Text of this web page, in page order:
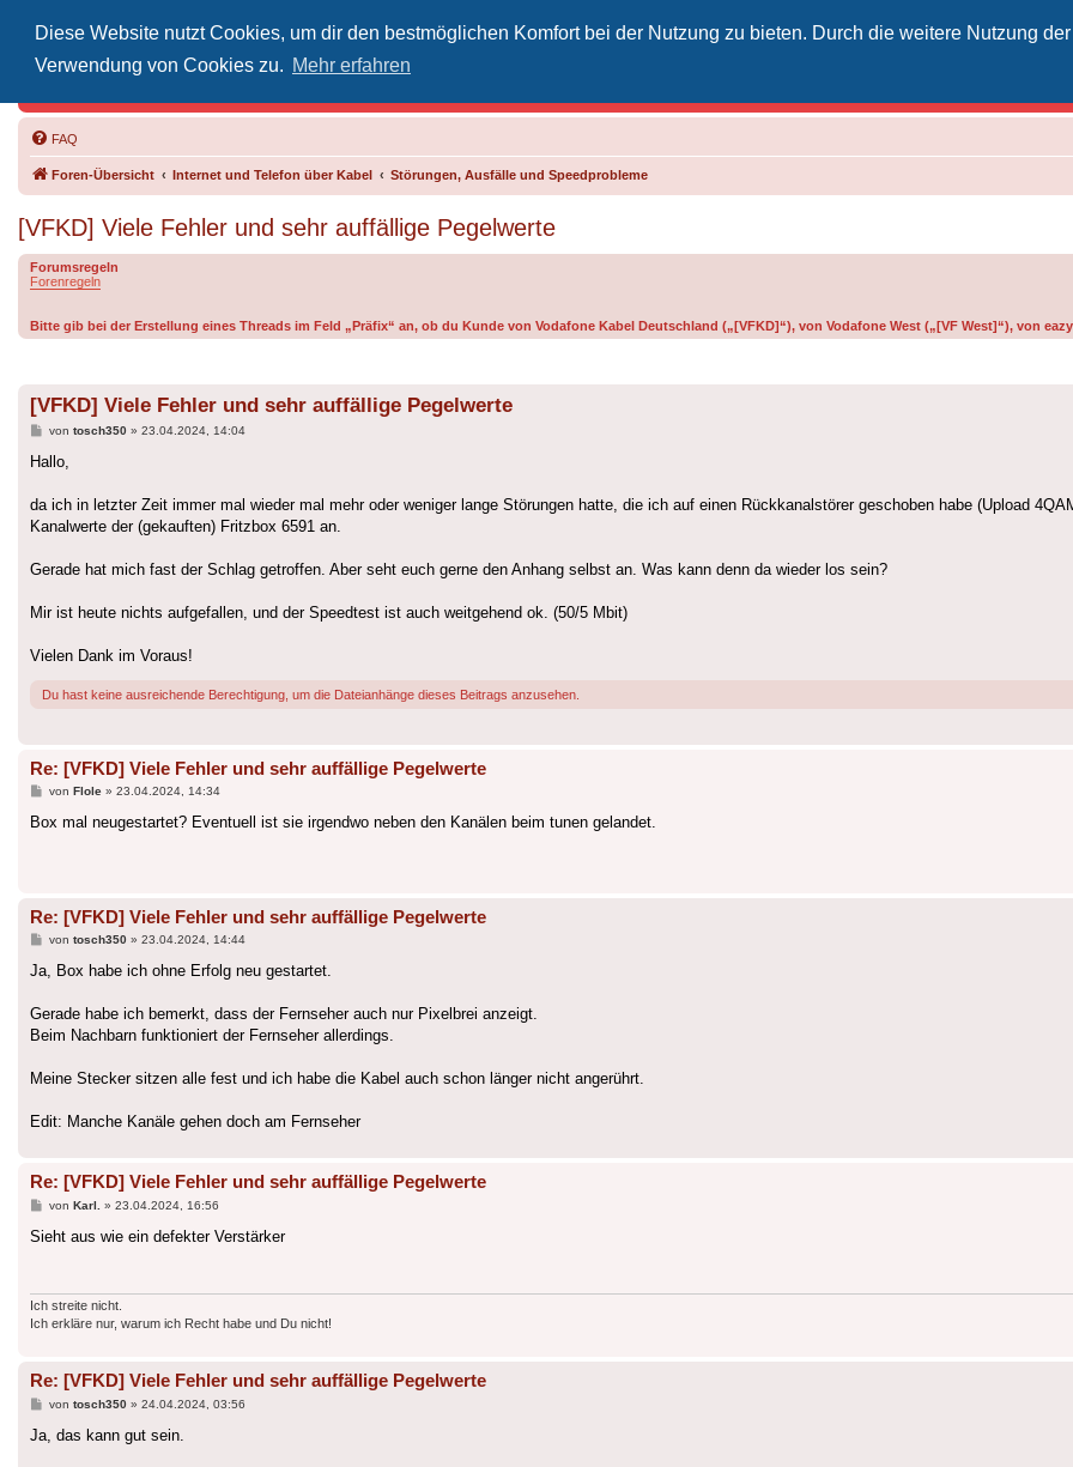
Diese Website nutzt Cookies, um dir den bestmöglichen Komfort bei der Nutzung zu bieten. Durch die weitere Nutzung
Verwendung von Cookies zu. Mehr erfahren
FAQ
Foren-Übersicht Internet und Telefon über Kabel Störungen, Ausfälle und Speedprobleme
[VFKD] Viele Fehler und sehr auffällige Pegelwerte
Forumsregeln
Forenregeln
Bitte gib bei der Erstellung eines Threads im Feld „Präfix“ an, ob du Kunde von Vodafone Kabel Deutschland („[VFKD]“), von Vodafone West („[VF West]“), von
[VFKD] Viele Fehler und sehr auffällige Pegelwerte
Beitrag
von tosch350» 23.04.2024, 14:04
Hallo,
da ich in letzter Zeit immer mal wieder mal mehr oder weniger lange Störungen hatte, die ich auf einen Rückkanalstörer geschoben habe (Upload
Kanalwerte der (gekauften) Fritzbox 6591 an.
Gerade hat mich fast der Schlag getroffen. Aber seht euch gerne den Anhang selbst an. Was kann denn da wieder los sein?
Mir ist heute nichts aufgefallen, und der Speedtest ist auch weitgehend ok. (50/5 Mbit)
Vielen Dank im Voraus!
Du hast keine ausreichende Berechtigung, um die Dateianhänge dieses Beitrags anzusehen.
Re: [VFKD] Viele Fehler und sehr auffällige Pegelwerte
Beitrag
von Flole» 23.04.2024, 14:34
Box mal neugestartet? Eventuell ist sie irgendwo neben den Kanälen beim tunen gelandet.
Re: [VFKD] Viele Fehler und sehr auffällige Pegelwerte
Beitrag
von tosch350» 23.04.2024, 14:44
Ja, Box habe ich ohne Erfolg neu gestartet.
Gerade habe ich bemerkt, dass der Fernseher auch nur Pixelbrei anzeigt.
Beim Nachbarn funktioniert der Fernseher allerdings.
Meine Stecker sitzen alle fest und ich habe die Kabel auch schon länger nicht angerührt.
Edit: Manche Kanäle gehen doch am Fernseher
Re: [VFKD] Viele Fehler und sehr auffällige Pegelwerte
Beitrag
von Karl. » 23.04.2024, 16:56
Sieht aus wie ein defekter Verstärker
Ich streite nicht.
Ich erkläre nur, warum ich Recht habe und Du nicht!
Re: [VFKD] Viele Fehler und sehr auffällige Pegelwerte
Beitrag
von tosch350» 24.04.2024, 03:56
Ja, das kann gut sein.